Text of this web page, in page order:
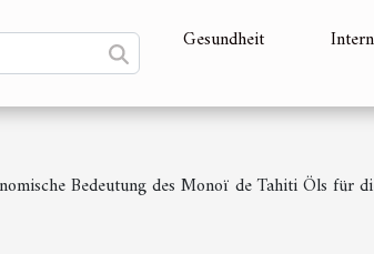
Gesundheit
Bedeutung des Monoï de Tahiti Öls für